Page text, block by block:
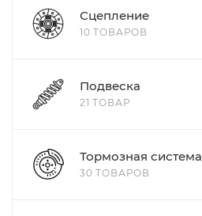
Сцепление
10 ТОВАРОВ
Подвеска
21 ТОВАР
Тормозная система
30 ТОВАРОВ